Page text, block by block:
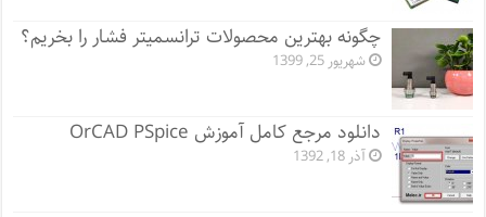
چگونه بهترین محصولات ترانسمیتر فشار را بخریم؟
شهریور 25, 1399
دانلود مرجع کامل آموزش OrCAD PSpice
آذر 18, 1392